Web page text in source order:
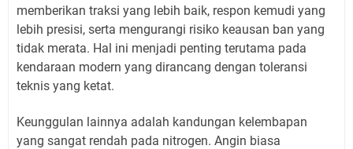
memberikan traksi yang lebih baik, respon kemudi yang
lebih presisi, serta mengurangi risiko keausan ban yang
tidak merata. Hal ini menjadi penting terutama pada
kendaraan modern yang dirancang dengan toleransi
teknis yang ketat.
Keunggulan lainnya adalah kandungan kelembapan
yang sangat rendah pada nitrogen. Angin biasa